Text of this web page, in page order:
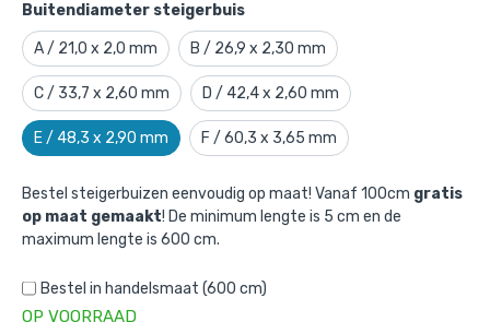
Buitendiameter steigerbuis
A / 21,0 x 2,0 mm B / 26,9 x 2,30 mm
C / 33,7 x 2,60 mm D / 42,4 x 2,60 mm
E / 48,3 x 2,90 mm F / 60,3 x 3,65 mm
Bestel steigerbuizen eenvoudig op maat! Vanaf 100cm gratis
op maat gemaakt! De minimum lengte is 5 cm en de
maximum lengte is 600 cm.
Bestel in handelsmaat (600 cm)
OP VOORRAAD